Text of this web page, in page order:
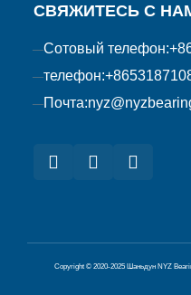
СВЯЖИТЕСЬ С
Сотовый телефон:
телефон:
Почта:
Copyright © 2020-2025 Шаньдун NYZ